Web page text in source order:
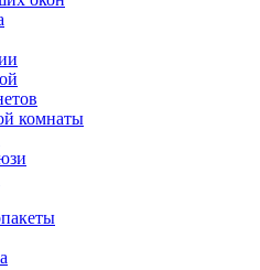
комнаты